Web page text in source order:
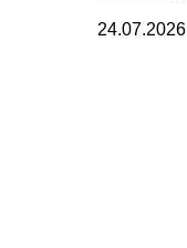
24.07.2026